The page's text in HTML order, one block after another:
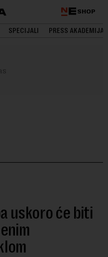
SHOP
SPECIJALI PRESS AKADEMIJA
uskoro će biti